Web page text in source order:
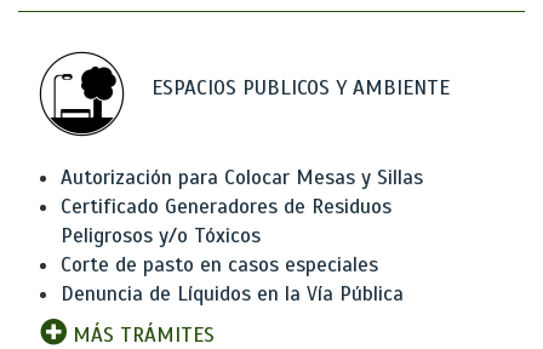
ESPACIOS PUBLICOS Y AMBIENTE
Autorización para Colocar Mesas y Sillas
Certificado Generadores de Residuos
Peligrosos y/o Tóxicos
Corte de pasto en casos especiales
Denuncia de Líquidos en la Vía Pública
MÁS TRÁMITES